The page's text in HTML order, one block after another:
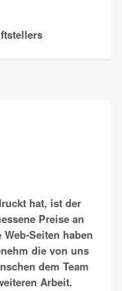
hat, ist der
Preise an
Seiten haben
die von uns
dem Team
Arbeit.